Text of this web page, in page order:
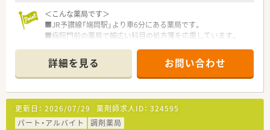
■薬剤師は調剤併設店の対応がメインとなります。
そのため、勤務時間帯も調剤薬局の開局時間での勤務となりま
す。
併設店でのご勤務の場合はOTCに関しても身近に学ぶ環境が
ございますので
幅広い知識と経験を蓄積する事が可能となります。
■基本的には残業が発生しないようなシフト環境を整えており
ます。
有給取得率も高く、自己啓発休暇も含め、年間120日以上の
休暇取得が可能な法人となります。
そのため、公私ともに充実してご勤務して頂く事が可能です。
＜こんな薬局です＞
■JR予讃線「端岡駅」より車6分にある薬局です。
■病院門前の薬局で幅広い科目の処方箋を応需しています。
＜業務内容＞
■総合科目の処方箋を応需しています。
■処方箋は1日平均80枚程度です。
＜研修制度＞
■資格補助制度やスキルアップ制度あり（全額会社負担）
詳細を見る お問い合わせ
更新日： 2026/07/29 薬剤師求人ID： 324595
パート・アルバイト
調剤薬局